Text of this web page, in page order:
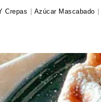
Crepas Azúcar Mascabado